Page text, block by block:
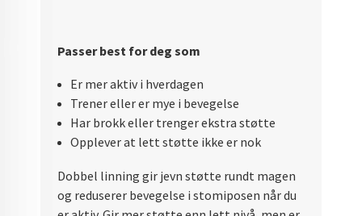
Passer best for deg som
Er mer aktiv i hverdagen
Trener eller er mye i bevegelse
Har brokk eller trenger ekstra støtte
Opplever at lett støtte ikke er nok
Dobbel linning gir jevn støtte rundt magen
og reduserer bevegelse i stomiposen når du